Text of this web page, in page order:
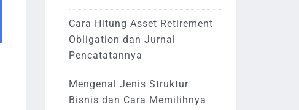
Cara Hitung Asset Retirement
Obligation dan Jurnal
Pencatatannya
Mengenal Jenis Struktur
Bisnis dan Cara Memilihnya